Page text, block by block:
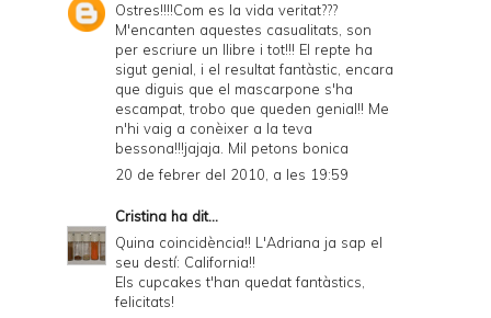
Ostres!!!!Com es la vida veritat???
M'encanten aquestes casualitats, son
per escriure un llibre i tot!!! El repte ha
sigut genial, i el resultat fantàstic, encara
que diguis que el mascarpone s'ha
escampat, trobo que queden genial!! Me
n'hi vaig a conèixer a la teva
bessona!!!jajaja. Mil petons bonica
20 de febrer del 2010, a les 19:59
Cristina ha dit...
Quina coincidència!! L'Adriana ja sap el
seu destí: California!!
Els cupcakes t'han quedat fantàstics,
felicitats!